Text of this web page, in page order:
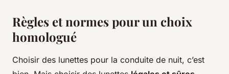
Règles et normes pour un choix
homologué
Choisir des lunettes pour la conduite de nuit, c’est